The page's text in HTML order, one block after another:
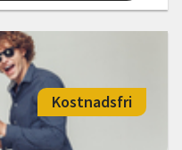
Kostnadsfri